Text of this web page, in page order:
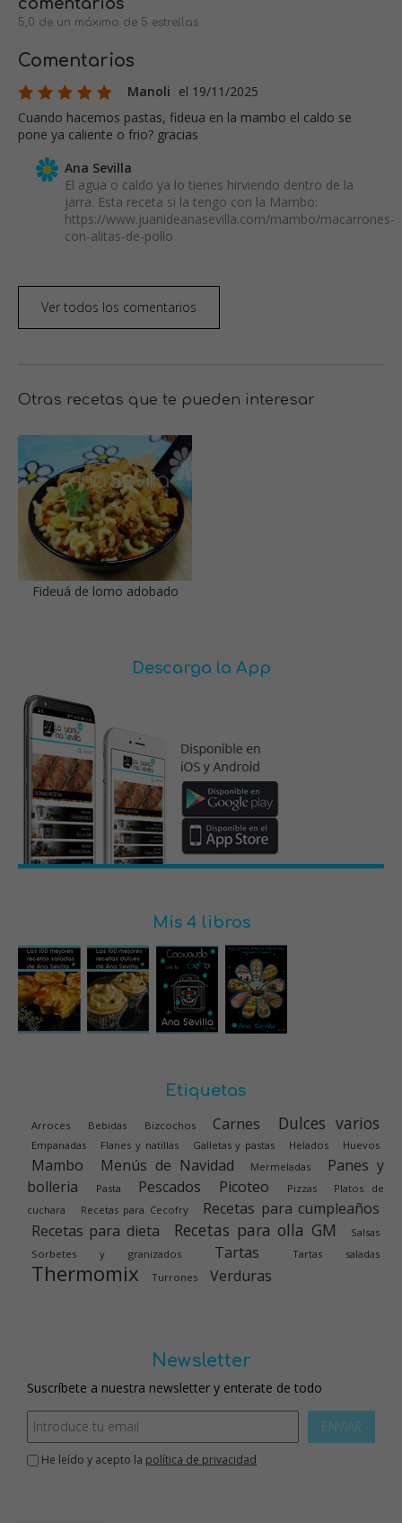
comentarios
5,0 de un máximo de 5 estrellas
Comentarios
Manoli el 19/11/2025
Cuando hacemos pastas, fideua en la mambo el caldo se
pone ya caliente o frio? gracias
Ana Sevilla
El agua o caldo ya lo tienes hirviendo dentro de la
jarra. Esta receta si la tengo con la Mambo:
https://www.juanideanasevilla.com/mambo/macarrones-
con-alitas-de-pollo
Ver todos los comentarios
Otras recetas que te pueden interesar
Fideuá de lomo adobado
Descarga la App
Mis 4 libros
Etiquetas
Arroces Bebidas Bizcochos Carnes Dulces varios
Empanadas Flanes y natillas Galletas y pastas Helados Huevos
Mambo Menús de Navidad Mermeladas
Panes y
bolleria
Pasta Pescados Picoteo Pizzas
Platos de
cuchara
Recetas para Cecofry
Recetas para cumpleaños
Recetas para dieta
Recetas para olla GM
Salsas
Sorbetes y granizados
Tartas Tartas saladas
Thermomix Turrones Verduras
Newsletter
Suscríbete a nuestra newsletter y enterate de todo
ENVIAR
He leído y acepto la política de privacidad